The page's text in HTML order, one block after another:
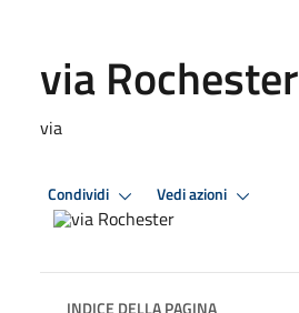
via Rochester
via
Condividi Vedi azioni
INDICE DELLA PAGINA